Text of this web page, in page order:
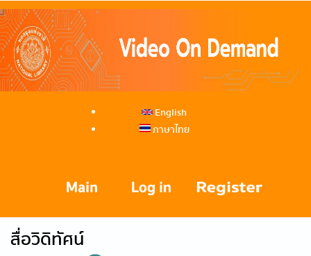
English
ภาษาไทย
สื่อวิดิทัศน์